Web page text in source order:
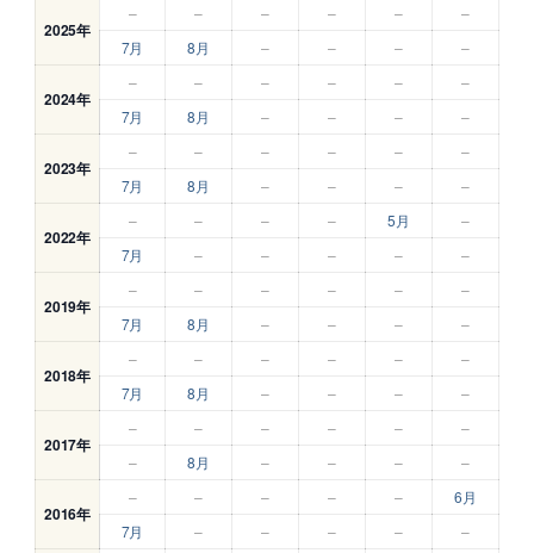
2025年
– – – – –
–
7月
8月 – – – –
2024年
– – – – –
–
7月
8月 – – – –
2023年
– – – – –
–
7月
8月 – – – –
2022年
– – – – 5月
–
7月
– – – – –
2019年
– – – – –
–
7月
8月 – – – –
2018年
– – – – –
–
7月
8月 – – – –
2017年
– – – – –
–
–
8月 – – – –
2016年
– – – – –
6月
7月
– – – – –